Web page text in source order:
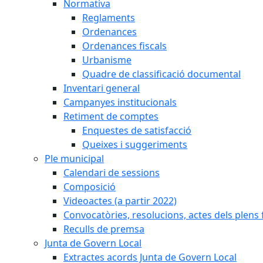
Normativa
Reglaments
Ordenances
Ordenances fiscals
Urbanisme
Quadre de classificació documental
Inventari general
Campanyes institucionals
Retiment de comptes
Enquestes de satisfacció
Queixes i suggeriments
Ple municipal
Calendari de sessions
Composició
Videoactes (a partir 2022)
Convocatòries, resolucions, actes dels plens
Reculls de premsa
Junta de Govern Local
Extractes acords Junta de Govern Local